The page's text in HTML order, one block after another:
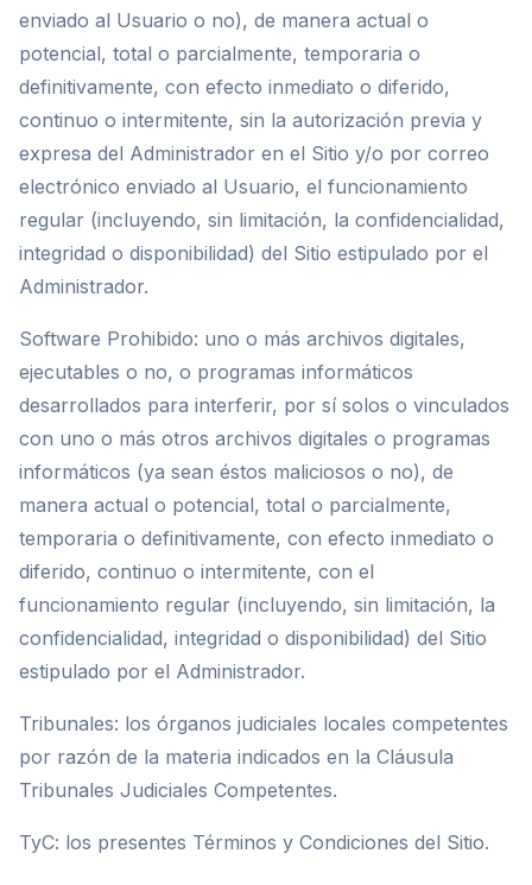
enviado al Usuario o no), de manera actual o
potencial, total o parcialmente, temporaria o
definitivamente, con efecto inmediato o diferido,
continuo o intermitente, sin la autorización previa y
expresa del Administrador en el Sitio y/o por correo
electrónico enviado al Usuario, el funcionamiento
regular (incluyendo, sin limitación, la confidencialidad,
integridad o disponibilidad) del Sitio estipulado por el
Administrador.
Software Prohibido: uno o más archivos digitales,
ejecutables o no, o programas informáticos
desarrollados para interferir, por sí solos o vinculados
con uno o más otros archivos digitales o programas
informáticos (ya sean éstos maliciosos o no), de
manera actual o potencial, total o parcialmente,
temporaria o definitivamente, con efecto inmediato o
diferido, continuo o intermitente, con el
funcionamiento regular (incluyendo, sin limitación, la
confidencialidad, integridad o disponibilidad) del Sitio
estipulado por el Administrador.
Tribunales: los órganos judiciales locales competentes
por razón de la materia indicados en la Cláusula
Tribunales Judiciales Competentes.
TyC: los presentes Términos y Condiciones del Sitio.